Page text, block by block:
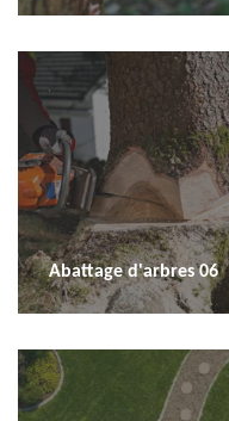
Abattage d'arbres 06